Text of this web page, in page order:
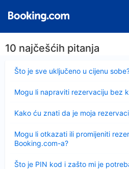
10 najčešćih pitanja
Što je sve uključeno u cijenu
Sažeto
Mogu li napraviti rezervaciju bez
Kako ću znati da je moja
Mogu li otkazati ili promijeniti
Booking.com-a?
Što je PIN kod i zašto mi je
Sažeto